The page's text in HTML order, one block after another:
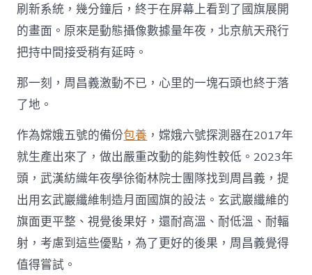
刷新系統，幾分鐘后，終于在屏幕上看到了國旗展開
的畫面。原來是動態攝像數據量年夜，北京航天飛行
把持中間接受稍有延時。
那一刻，周昌義激動不已，心里的一塊石頭也終于落
了地。
作為嫦娥五號的備份包養 ，嫦娥六號探測器在2017年
就生產出來了，做出嚴重改動的能夠性較低。2023年
頭，武漢紡織年夜學徐衛林院士團隊找到周昌義，提
出用玄武巖纖維制造月面國旗的設法。玄武巖纖維的
旗面更平整、視覺後果好，還耐高溫、耐低溫、耐輻
射，考慮到這些優點，為了更好的後果，周昌義覺得
值得嘗試。